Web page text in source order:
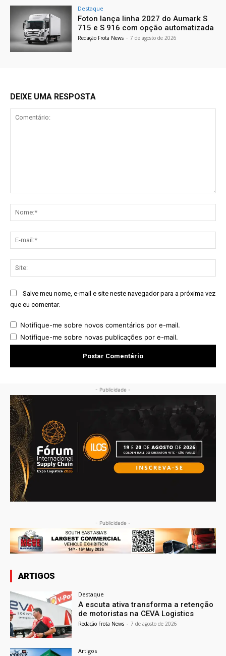
Destaque
Foton lança linha 2027 do Aumark S
715 e S 916 com opção automatizada
Redação Frota News - 7 de agosto de 2026
DEIXE UMA RESPOSTA
Salve meu nome, e-mail e site neste navegador para a próxima vez
que eu comentar.
Notifique-me sobre novos comentários por e-mail.
Notifique-me sobre novas publicações por e-mail.
- Publicidade -
- Publicidade -
ARTIGOS
Destaque
A escuta ativa transforma a retenção
de motoristas na CEVA Logistics
Redação Frota News - 7 de agosto de 2026
Artigos